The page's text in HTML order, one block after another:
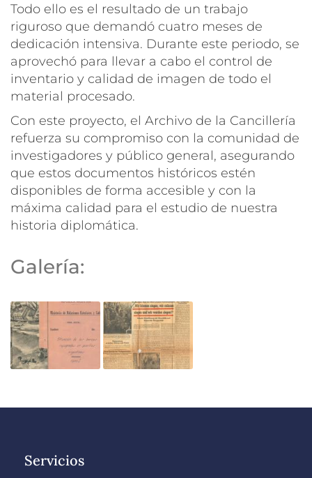
Todo ello es el resultado de un trabajo
riguroso que demandó cuatro meses de
dedicación intensiva. Durante este periodo, se
aprovechó para llevar a cabo el control de
inventario y calidad de imagen de todo el
material procesado.
Con este proyecto, el Archivo de la Cancillería
refuerza su compromiso con la comunidad de
investigadores y público general, asegurando
que estos documentos históricos estén
disponibles de forma accesible y con la
máxima calidad para el estudio de nuestra
historia diplomática.
Galería:
Servicios